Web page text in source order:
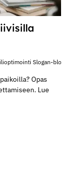
Slogan-
Opas
Lue